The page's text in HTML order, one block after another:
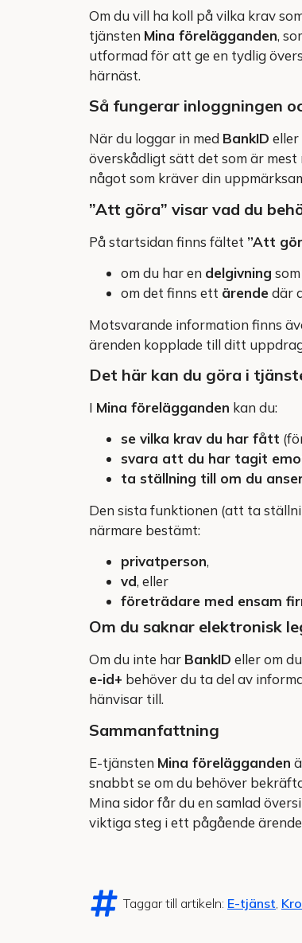
Om du vill ha koll på vilka krav
tjänsten Mina förelägganden,
utformad för att ge en tydlig
härnäst.
Så fungerar inloggningen
När du loggar in med BankID eller
överskådligt sätt det som är
något som kräver din
”Att göra” visar vad du
På startsidan finns fältet ”Att
om du har en delgivning
om det finns ett ärendedär
Motsvarande information finns
ärenden kopplade till ditt
Det här kan du göra i
I Mina förelägganden kan du:
se vilka krav du har fått
svara att du har tagit
ta ställning till om du
Den sista funktionen (att ta
närmare bestämt:
privatperson,
vd, eller
företrädare med ensam
Om du saknar elektronisk
Om du inte har BankID eller om
e-id+ behöver du ta del av
hänvisar till.
Sammanfattning
E-tjänsten Mina förelägganden
snabbt se om du behöver
Mina sidor får du en samlad
viktiga steg i ett pågående
Taggar till artikeln: E-tjänst,